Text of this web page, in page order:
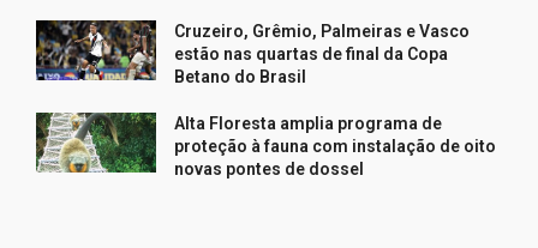
Cruzeiro, Grêmio, Palmeiras e Vasco
estão nas quartas de final da Copa
Betano do Brasil
Alta Floresta amplia programa de
proteção à fauna com instalação de oito
novas pontes de dossel